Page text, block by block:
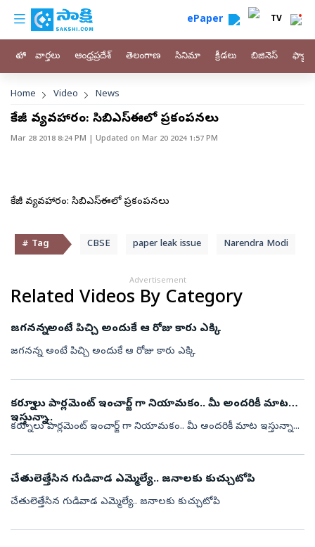
Skip to main content
custom menu ePaper TV
హోం వార్తలు ఆంధ్రప్రదేశ్ తెలంగాణ సినిమా క్రీడలు బిజినెస్
Breadcrumb
Home Video News
లీకేజీ వ్యవహారం: సిబిఎస్‌ఈ‌లో ప్రకంపనలు
Mar 28 2018 8:24 PM | Updated on Mar 20 2024 1:57 PM
లీకేజీ వ్యవహారం: సిబిఎస్‌ఈ‌లో ప్రకంపనలు
# Tag CBSE paper leak issue Narendra Modi
Advertisement
Related Videos By Category
జగనన్న అంటే పిచ్చి అందుకే ఆ రోజు కారు ఎక్కి
జగనన్న అంటే పిచ్చి అందుకే ఆ రోజు కారు ఎక్కి
కర్నూలు పార్లమెంట్ ఇంచార్జ్ గా నియామకం.. మీ అందరికీ మాట
ఇస్తున్నా...
కర్నూలు పార్లమెంట్ ఇంచార్జ్ గా నియామకం.. మీ అందరికీ మాట ఇస్తున్నా...
చేతులెత్తేసిన గుడివాడ ఎమ్మెల్యే.. జనాలకు కుచ్చుటోపి
చేతులెత్తేసిన గుడివాడ ఎమ్మెల్యే.. జనాలకు కుచ్చుటోపి